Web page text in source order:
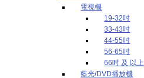
電視機
19-32吋
33-43吋
44-55吋
56-65吋
66吋 及 以上
藍光/DVD播放機